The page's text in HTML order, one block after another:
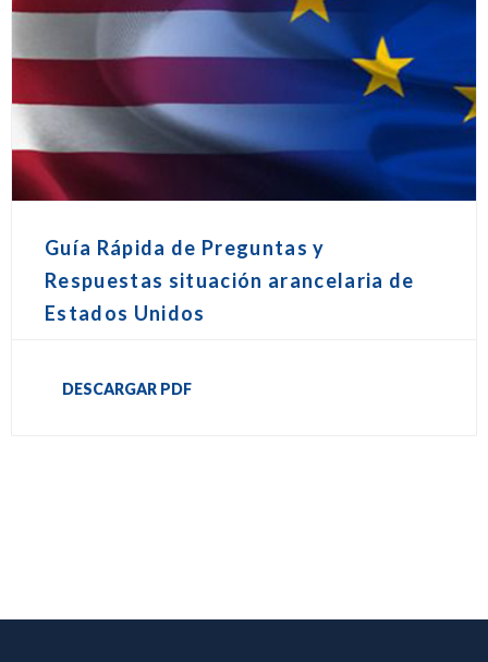
Guía Rápida de Preguntas y
Respuestas situación arancelaria de
Estados Unidos
DESCARGAR PDF